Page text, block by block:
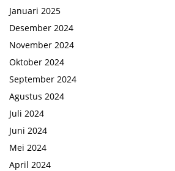
Januari 2025
Desember 2024
November 2024
Oktober 2024
September 2024
Agustus 2024
Juli 2024
Juni 2024
Mei 2024
April 2024